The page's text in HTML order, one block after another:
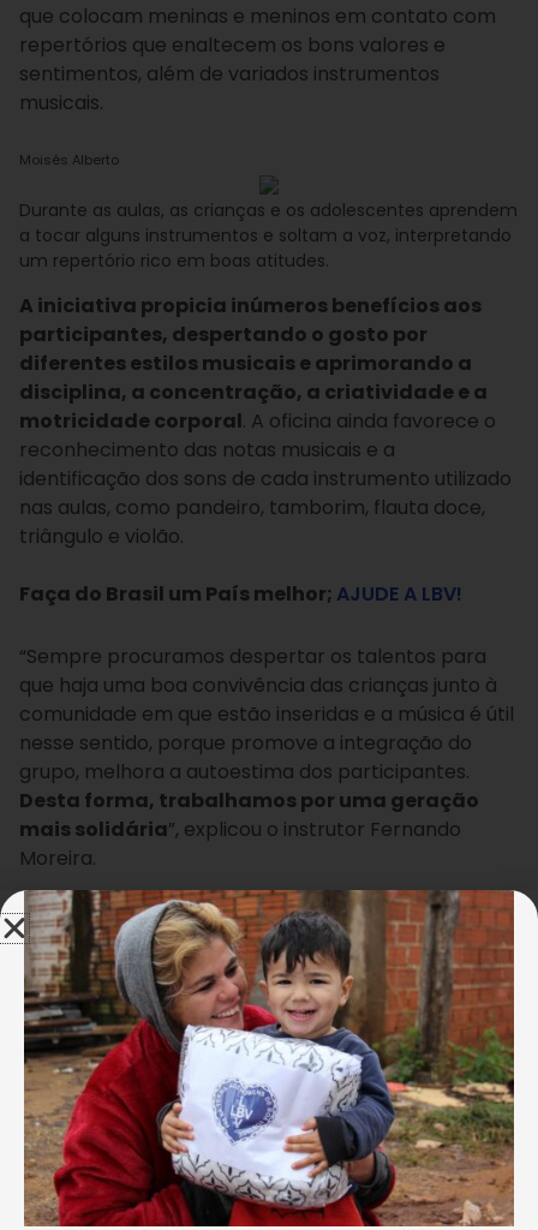
que colocam meninas e meninos em contato com
repertórios que enaltecem os bons valores e
sentimentos, além de variados instrumentos
musicais.
Moisés Alberto
Durante as aulas, as crianças e os adolescentes aprendem
a tocar alguns instrumentos e soltam a voz, interpretando
um repertório rico em boas atitudes.
A iniciativa propicia inúmeros benefícios aos
participantes, despertando o gosto por
diferentes estilos musicais e aprimorando a
disciplina, a concentração, a criatividade e a
motricidade corporal. A oficina ainda favorece o
reconhecimento das notas musicais e a
identificação dos sons de cada instrumento utilizado
nas aulas, como pandeiro, tamborim, flauta doce,
triângulo e violão.
Faça do Brasil um País melhor; AJUDE A LBV!
“Sempre procuramos despertar os talentos para
que haja uma boa convivência das crianças junto à
comunidade em que estão inseridas e a música é útil
nesse sentido, porque promove a integração do
grupo, melhora a autoestima dos participantes.
Desta forma, trabalhamos por uma geração
mais solidária”, explicou o instrutor Fernando
Moreira.
Moisés Alberto
As crianças têm a
oportunidade de escolher o
instrumento que mais
gostam para realizar as
atividades da oficina.
De nota em nota, a
criançada atendida
pela LBV vai
aprimorando suas
habilidades artísticas e
descobrindo a paixão
pela música. “Gosto de
participar das
atividades, pois a cada
dia eu tenho a oportunidade de conhecer um
instrumento musical diferente e conversar com o